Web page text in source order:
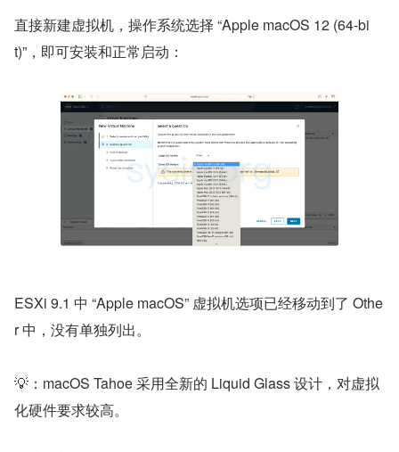
直接新建虚拟机，操作系统选择 “Apple macOS 12 (64-bi
t)”，即可安装和正常启动：
ESXi 9.1 中 “Apple macOS” 虚拟机选项已经移动到了 Othe
r 中，没有单独列出。
💡：macOS Tahoe 采用全新的 Liquid Glass 设计，对虚拟
化硬件要求较高。